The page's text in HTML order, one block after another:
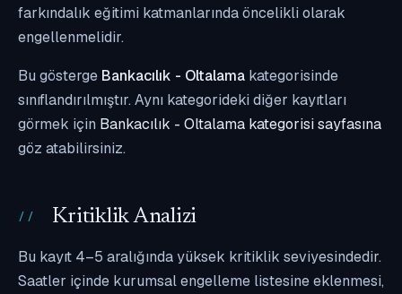
farkındalık eğitimi katmanlarında öncelikli olarak
engellenmelidir.
Bu gösterge Bankacılık - Oltalama kategorisinde
sınıflandırılmıştır. Aynı kategorideki diğer kayıtları
görmek için Bankacılık - Oltalama kategorisi sayfasına
göz atabilirsiniz.
Kritiklik Analizi
Bu kayıt 4–5 aralığında yüksek kritiklik seviyesindedir.
Saatler içinde kurumsal engelleme listesine eklenmesi,